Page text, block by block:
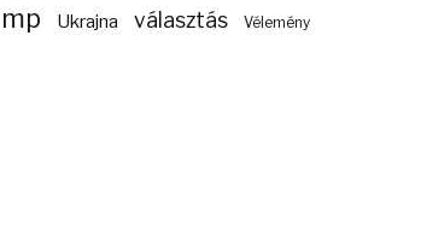
Ukrajna választás Vélemény